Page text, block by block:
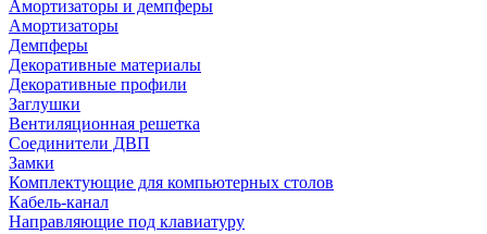
Амортизаторы и демпферы
Амортизаторы
Демпферы
Декоративные материалы
Декоративные профили
Заглушки
Вентиляционная решетка
Соединители ДВП
Замки
Комплектующие для компьютерных столов
Кабель-канал
Направляющие под клавиатуру